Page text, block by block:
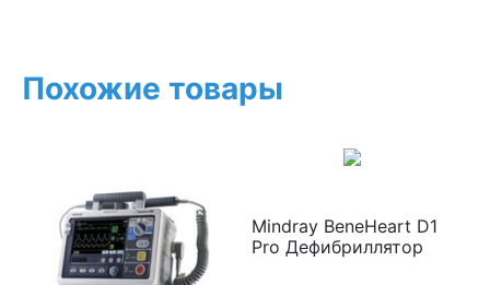
Похожие товары
Mindray BeneHeart D1
Pro Дефибриллятор